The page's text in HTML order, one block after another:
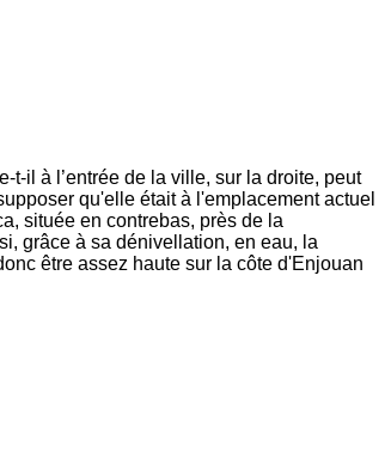
t-il à l’entrée de la ville, sur la droite, peut
qu'elle était à l'emplacement actuel
située en contrebas, près de la
grâce à sa dénivellation, en eau, la
être assez haute sur la côte d'Enjouan